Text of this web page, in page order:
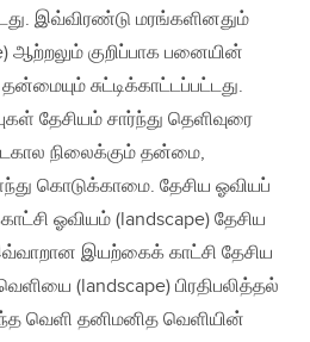
இவ்விரண்டு மரங்களினதும்
ஆற்றலும் குறிப்பாக பனையின்
சுட்டிக்காட்டப்பட்டது.
தேசியம் சார்ந்து தெளிவுரை
நிலைக்கும் தன்மை,
கொடுக்காமை. தேசிய ஓவியப்
ஓவியம் (landscape) தேசிய
இயற்கைக் காட்சி தேசிய
(landscape) பிரதிபலித்தல்
வெளி தனிமனித வெளியின்